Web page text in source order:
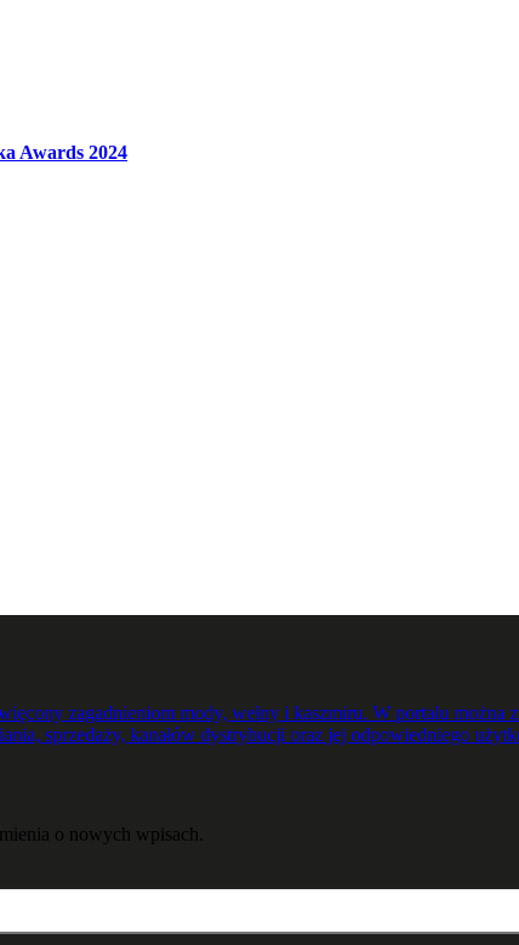
Awards 2024
zagadnieniom mody, wełny i kaszmiru. W portalu można
sprzedaży, kanałów dystrybucji oraz jej odpowiedniego
o nowych wpisach.